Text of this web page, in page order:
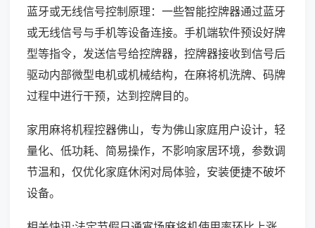
蓝牙或无线信号控制原理：一些智能控牌器通过蓝牙
或无线信号与手机等设备连接。手机端软件预设好牌
型等指令，发送信号给控牌器，控牌器接收到信号后
驱动内部微型电机或机械结构，在麻将机洗牌、码牌
过程中进行干预，达到控牌目的。
家用麻将机程控器佛山，专为佛山家庭用户设计，轻
量化、低功耗、简易操作，不影响家居环境，参数调
节温和，仅优化家庭休闲对局体验，安装便捷不破坏
设备。